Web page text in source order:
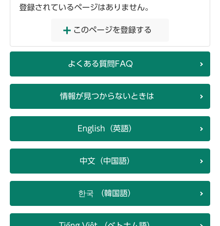
登録されているページはありません。
このページを登録する
よくある質問FAQ
情報が見つからないときは
English（英語）
中文（中国語）
한국 （韓国語）